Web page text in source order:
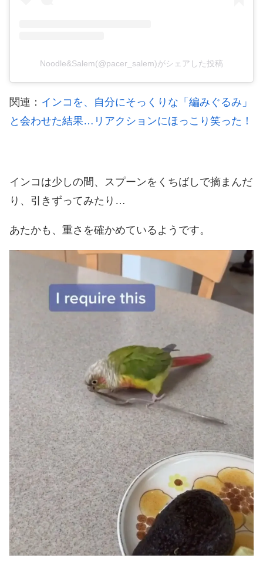
Noodle&Salem(@pacer_salem)がシェアした投稿
関連： インコを、自分にそっくりな「編みぐるみ」
と会わせた結果…リアクションにほっこり笑った！
インコは少しの間、スプーンをくちばしで摘まんだ
り、引きずってみたり…
あたかも、重さを確かめているようです。